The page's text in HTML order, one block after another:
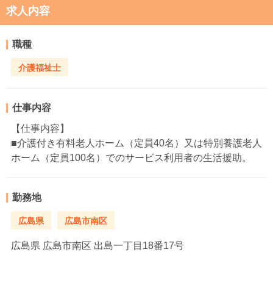
求人内容
職種
介護福祉士
仕事内容
【仕事内容】
■介護付き有料老人ホーム（定員40名）又は特別養護老人
ホーム（定員100名）でのサービス利用者の生活援助。
勤務地
広島県 広島市南区
広島県 広島市南区 出島一丁目18番17号